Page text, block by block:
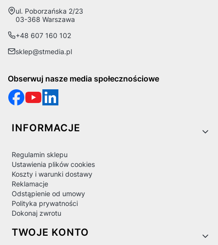
Adres:
ul. Poborzańska 2/23
03-368 Warszawa
+48 607 160 102
sklep@stmedia.pl
Obserwuj nasze media społecznościowe
Linki w stopce
INFORMACJE
Regulamin sklepu
Ustawienia plików cookies
Koszty i warunki dostawy
Reklamacje
Odstąpienie od umowy
Polityka prywatności
Dokonaj zwrotu
TWOJE KONTO